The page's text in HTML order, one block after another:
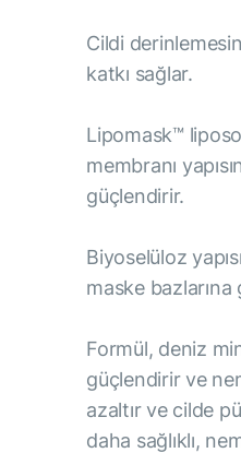
Сildi
katkı sağlar.
Lipomask™
membranı
güçlendirir.
Biyoselüloz
maske
Formül, deniz
güçlendirir ve
azaltır ve cilde
daha sağlıklı,